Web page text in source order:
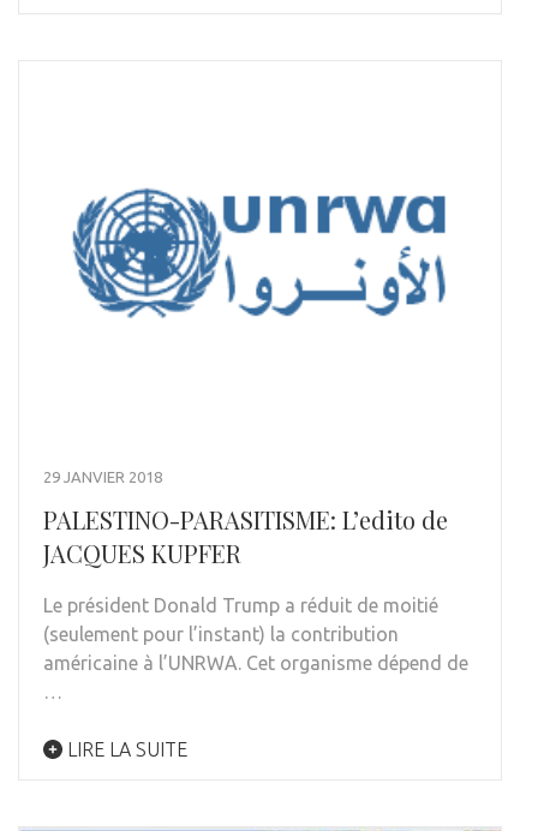
29 JANVIER 2018
PALESTINO-PARASITISME: L’edito de
JACQUES KUPFER
Le président Donald Trump a réduit de moitié
(seulement pour l’instant) la contribution
américaine à l’UNRWA. Cet organisme dépend de
…
LIRE LA SUITE